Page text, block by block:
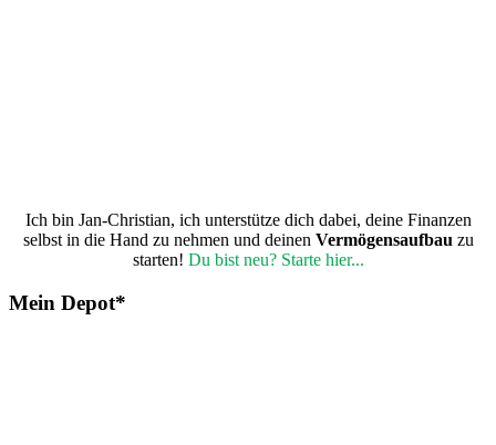
Ich bin Jan-Christian, ich unterstütze dich dabei, deine Finanzen
selbst in die Hand zu nehmen und deinen Vermögensaufbau zu
starten! Du bist neu? Starte hier...
Mein Depot*